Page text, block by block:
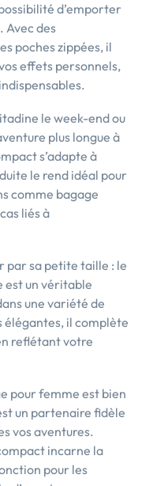
d’emporter
Avec des
poches zippées, il
effets personnels,
le week-end ou
plus longue à
s’adapte à
le rend idéal pour
comme bagage
liés à
par sa petite taille : le
est un véritable
une variété de
élégantes, il complète
reflétant votre
pour femme est bien
un partenaire fidèle
vos aventures.
incarne la
pour les